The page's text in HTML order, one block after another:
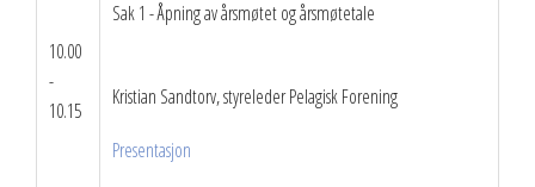
2020
10.00
-
10.15
Sak 1 - Åpning av årsmøtet og årsmøtetale
Kristian Sandtorv, styreleder Pelagisk Forening
Presentasjon